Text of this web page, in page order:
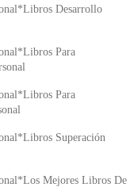
Desarrollo
Para
Para
Superación
Mejores Libros De